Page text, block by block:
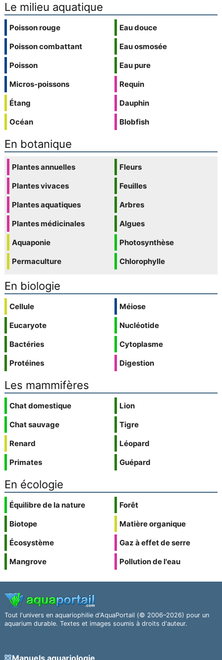
Le milieu aquatique
Poisson rouge
Poisson combattant
Poisson
Micros-poissons
Étang
Océan
Eau douce
Eau osmosée
Eau pure
Requin
Dauphin
Blobfish
En botanique
Plantes annuelles
Plantes vivaces
Plantes aquatiques
Plantes médicinales
Aquaponie
Permaculture
Fleurs
Feuilles
Arbres
Algues
Photosynthèse
Chlorophylle
En biologie
Cellule
Eucaryote
Bactéries
Protéines
Méiose
Nucléotide
Cytoplasme
Digestion
Les mammifères
Chat domestique
Chat sauvage
Renard
Primates
Lion
Tigre
Léopard
Guépard
En écologie
Équilibre de la nature
Biotope
Écosystème
Mangrove
Forêt
Matière organique
Gaz à effet de serre
Pollution de l'eau
Tout l'univers en aquariophilie d'AquaPortail (© 2006–2026) pour un
aquarium durable. Textes et images soumis à droits d'auteur.
Manuels aquariologie